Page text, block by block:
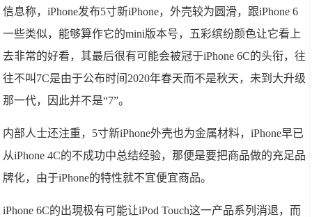
信息称，iPhone发布5寸新iPhone，外壳较为圆滑，跟iPhone 6
一些类似，能够算作它的mini版本号，五彩缤纷颜色让它看上
去非常的好看，其最后很有可能会被冠于iPhone 6C的头衔，往
往不叫7C是由于公布时间2020年春天而不是秋天，未到大升级
那一代，因此并不是“7”。
内部人士还注重，5寸新iPhone外壳也为金属材料，iPhone早已
从iPhone 4C的不成功中总结经验，那便是要把商品做的充足品
牌化，由于iPhone的特性就不宜便宜商品。
iPhone 6C的出現极有可能让iPod Touch这一产品系列消退，而